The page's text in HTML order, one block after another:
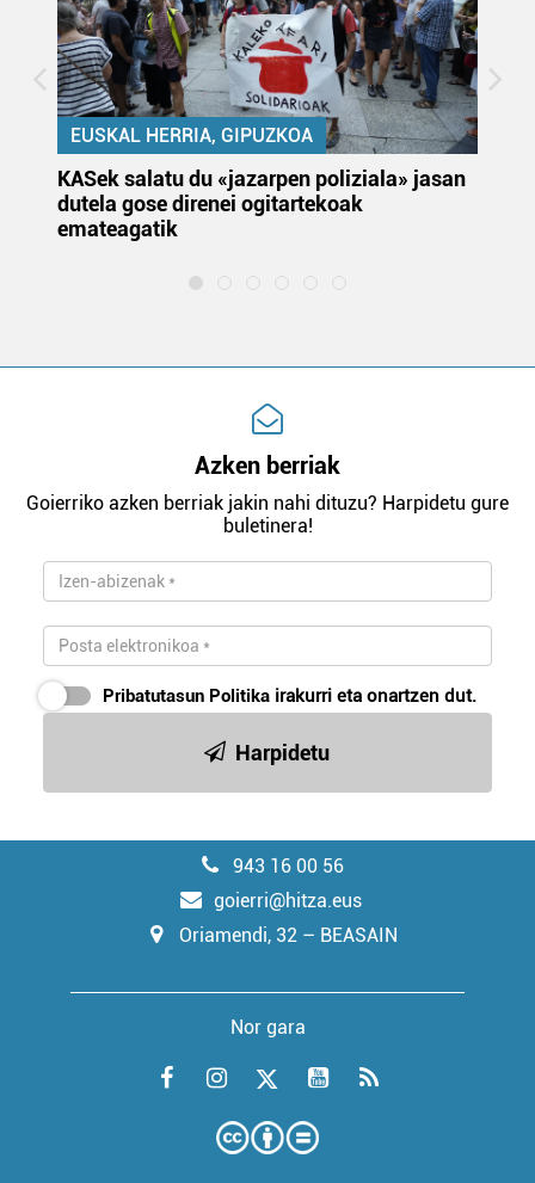
EUSKAL HERRIA, GIPUZKOA
KASek salatu du «jazarpen poliziala» jasan
dutela gose direnei ogitartekoak
emateagatik
Azken berriak
Goierriko azken berriak jakin nahi dituzu? Harpidetu gure
buletinera!
Pribatutasun Politika irakurri eta onartzen dut.
Harpidetu
943 16 00 56
goierri@hitza.eus
Oriamendi, 32 – BEASAIN
Nor gara